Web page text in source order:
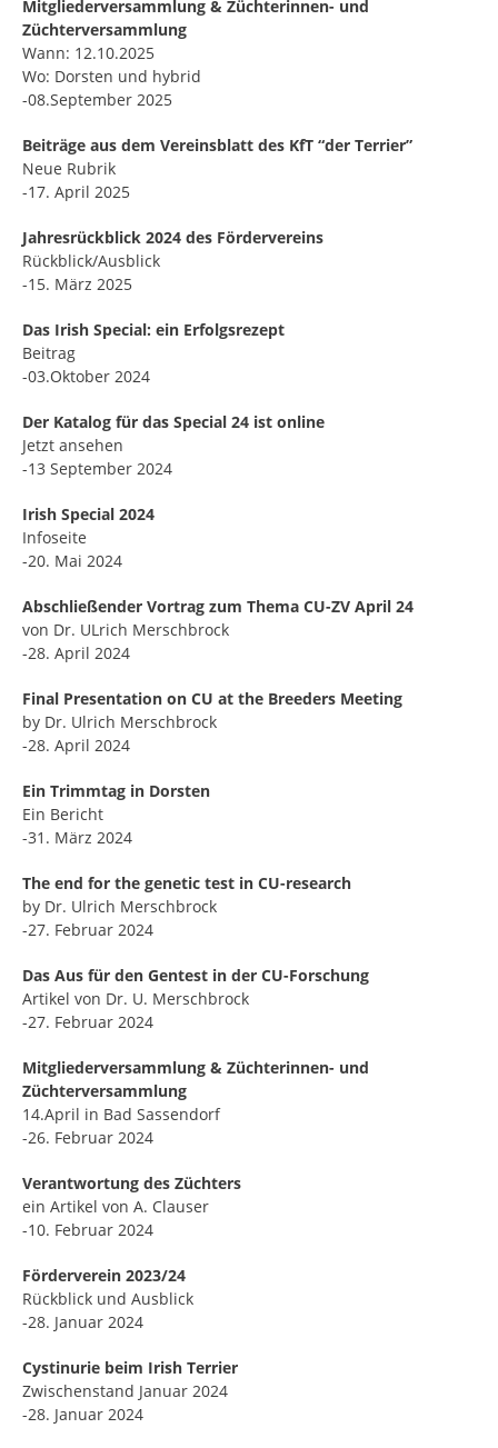
Mitgliederversammlung & Züchterinnen- und
Züchterversammlung
Wann: 12.10.2025
Wo: Dorsten und hybrid
-08.September 2025
Beiträge aus dem Vereinsblatt des KfT “der Terrier”
Neue Rubrik
-17. April 2025
Jahresrückblick 2024 des Fördervereins
Rückblick/Ausblick
-15. März 2025
Das Irish Special: ein Erfolgsrezept
Beitrag
-03.Oktober 2024
Der Katalog für das Special 24 ist online
Jetzt ansehen
-13 September 2024
Irish Special 2024
Infoseite
-20. Mai 2024
Abschließender Vortrag zum Thema CU-ZV April 24
von Dr. ULrich Merschbrock
-28. April 2024
Final Presentation on CU at the Breeders Meeting
by Dr. Ulrich Merschbrock
-28. April 2024
Ein Trimmtag in Dorsten
Ein Bericht
-31. März 2024
The end for the genetic test in CU-research
by Dr. Ulrich Merschbrock
-27. Februar 2024
Das Aus für den Gentest in der CU-Forschung
Artikel von Dr. U. Merschbrock
-27. Februar 2024
Mitgliederversammlung & Züchterinnen- und
Züchterversammlung
14.April in Bad Sassendorf
-26. Februar 2024
Verantwortung des Züchters
ein Artikel von A. Clauser
-10. Februar 2024
Förderverein 2023/24
Rückblick und Ausblick
-28. Januar 2024
Cystinurie beim Irish Terrier
Zwischenstand Januar 2024
-28. Januar 2024